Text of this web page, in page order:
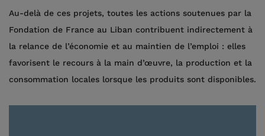
Au-delà de ces projets, toutes les actions soutenues par la
Fondation de France au Liban contribuent indirectement à
la relance de l’économie et au maintien de l’emploi : elles
favorisent le recours à la main d’œuvre, la production et la
consommation locales lorsque les produits sont disponibles.